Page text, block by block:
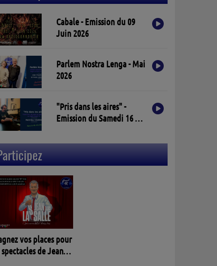
Cabale - Emission du 09
Juin 2026
Parlem Nostra Lenga - Mai
2026
"Pris dans les aires" -
Emission du Samedi 16 Mai
vos places pour
de Jean